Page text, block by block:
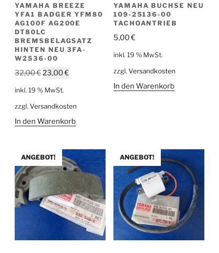
YAMAHA BREEZE
YFA1 BADGER YFM80
AG100F AG200E
DT80LC
BREMSBELAGSATZ
HINTEN NEU 3FA-
W2536-00
32,00€ Ursprünglicher
32,00 €
23,00€Aktueller
23,00 €.
inkl. 19 % MwSt.
zzgl. Versandkosten
In den Warenkorb
YAMAHA BUCHSE NEU
109-25136-00
TACHOANTRIEB
5,00€
inkl. 19 % MwSt.
zzgl. Versandkosten
In den Warenkorb
ANGEBOT! ANGEBOT!